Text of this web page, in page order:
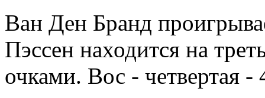
Ван Ден Бранд
Пэссен находится на
очками. Вос - четвертая -